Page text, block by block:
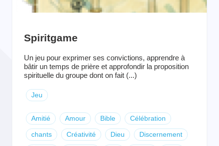
Spiritgame
Un jeu pour exprimer ses convictions, apprendre à
bâtir un temps de prière et approfondir la proposition
spirituelle du groupe dont on fait (...)
Jeu
Amitié Amour Bible Célébration
chants Créativité Dieu Discernement